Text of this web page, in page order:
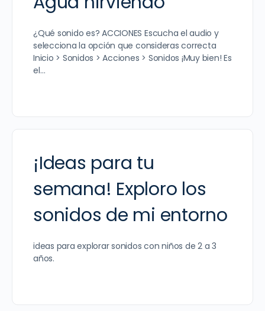
¿Qué sonido es? ACCIONES Escucha el audio y
selecciona la opción que consideras correcta
Inicio > Sonidos > Acciones > Sonidos ¡Muy bien! Es
el…
¡Ideas para tu
semana! Exploro los
sonidos de mi entorno
ideas para explorar sonidos con niños de 2 a 3
años.